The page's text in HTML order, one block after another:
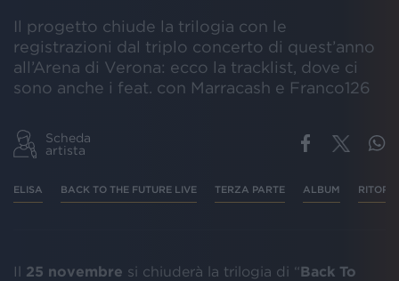
Il progetto chiude la trilogia con le
registrazioni dal triplo concerto di quest’anno
all’Arena di Verona: ecco la tracklist, dove ci
sono anche i feat. con Marracash e Franco126
Scheda
artista
ELISA BACK TO THE FUTURE LIVE TERZA PARTE ALBUM
Il 25 novembre si chiuderà la trilogia di “Back To